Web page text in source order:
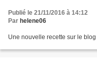
Publié le 21/11/2016 à 14:12
Par helene06
Une nouvelle recette sur le